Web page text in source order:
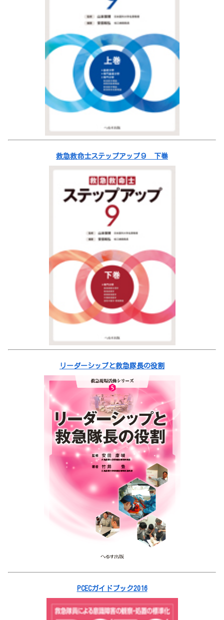
救急救命士ステップアップ９ 下巻
リーダーシップと救急隊長の役割
PCECガイドブック2016